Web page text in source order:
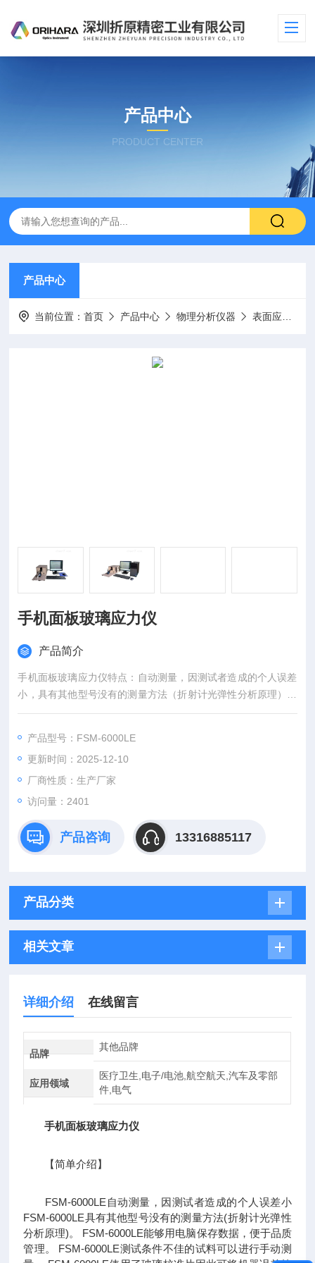
产品中心
PRODUCT CENTER
产品中心
当前位置：首页 产品中心 物理分析仪器 表面应力仪
手机面板玻璃应力仪
产品简介
手机面板玻璃应力仪特点：自动测量，因测试者造成的个人误差
小，具有其他型号没有的测量方法（折射计光弹性分析原理）。
能够用电脑保存数据，便于品质管理。
产品型号：FSM-6000LE
更新时间：2025-12-10
厂商性质：生产厂家
访问量：2401
产品咨询 13316885117
产品分类
相关文章
详细介绍 在线留言
品牌
其他品牌
应用领域
医疗卫生,电子/电池,航空航天,汽车及零部
件,电气
手机面板玻璃应力仪
【简单介绍】
FSM-6000LE自动测量，因测试者造成的个人误差小
FSM-6000LE具有其他型号没有的测量方法(折射计光弹性
分析原理)。 FSM-6000LE能够用电脑保存数据，便于品质
管理。 FSM-6000LE测试条件不佳的试料可以进行手动测